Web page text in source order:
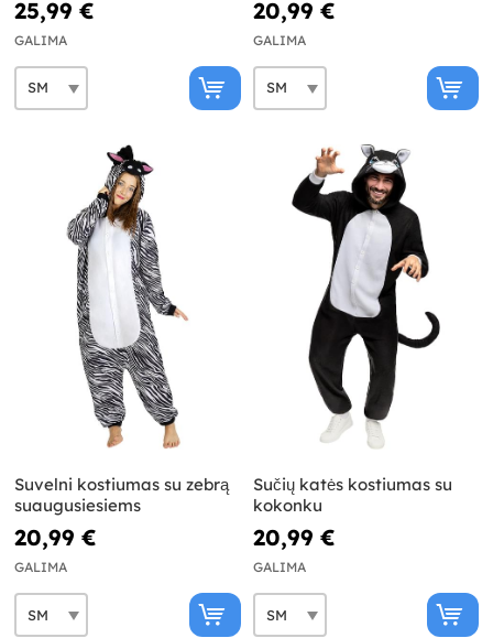
25,99 €
GALIMA
20,99 €
GALIMA
Suvelni kostiumas su zebrą
suaugusiesiems
20,99 €
GALIMA
Sučių katės kostiumas su
kokonku
20,99 €
GALIMA